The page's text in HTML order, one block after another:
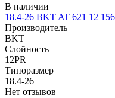
В наличии
18.4-26 BKT AT 621 12
Производитель
BKT
Слойность
12PR
Типоразмер
18.4-26
Нет отзывов